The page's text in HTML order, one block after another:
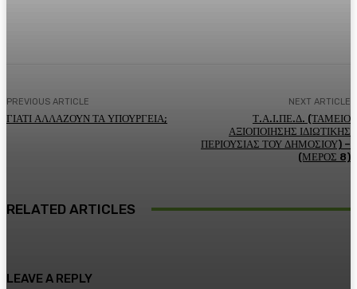
PREVIOUS ARTICLE
ΓΙΑΤΙ ΑΛΛΑΖΟΥΝ ΤΑ ΥΠΟΥΡΓΕΙΑ;
NEXT ARTICLE
Τ.Α.Ι.ΠΕ.Δ. (ΤΑΜΕΙΟ
ΑΞΙΟΠΟΙΗΣΗΣ ΙΔΙΩΤΙΚΗΣ
ΠΕΡΙΟΥΣΙΑΣ ΤΟΥ ΔΗΜΟΣΙΟΥ) –
(ΜΕΡΟΣ 8)
RELATED ARTICLES
LEAVE A REPLY